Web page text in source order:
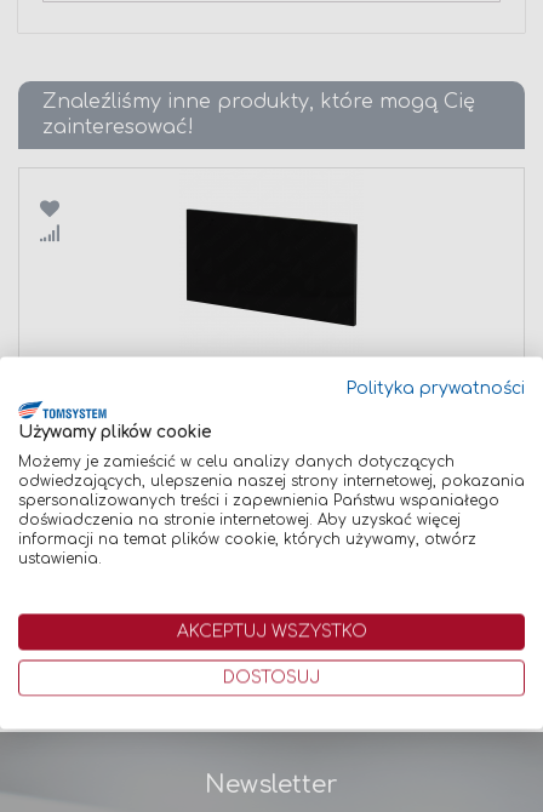
Polityka prywatności
Używamy plików cookie
Możemy je zamieścić w celu analizy danych dotyczących
odwiedzających, ulepszenia naszej strony internetowej, pokazania
spersonalizowanych treści i zapewnienia Państwu wspaniałego
doświadczenia na stronie internetowej. Aby uzyskać więcej
informacji na temat plików cookie, których używamy, otwórz
ustawienia.
AKCEPTUJ WSZYSTKO
DOSTOSUJ
Znaleźliśmy inne produkty, które mogą Cię
zainteresować!
Porównaj
FILTR SPAWALNICZY CIEMNY 60X110 DIN 12
2,00 zł
Dodaj do koszyka
Newsletter